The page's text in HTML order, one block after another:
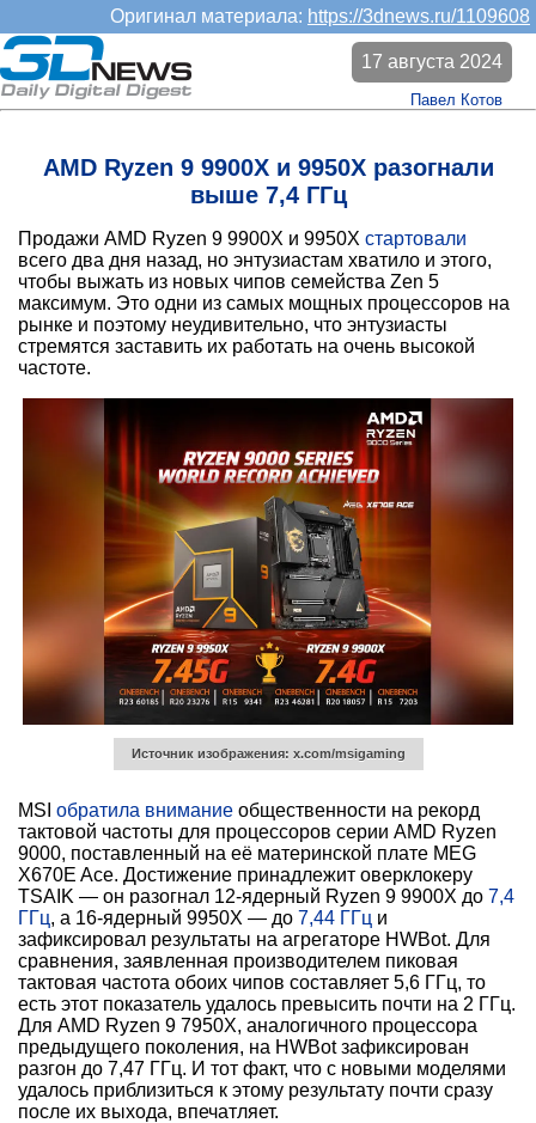
Оригинал материала: https://3dnews.ru/1109608
AMD Ryzen 9 9900X и 9950X разогнали
выше 7,4 ГГц
17 августа 2024
Павел Котов
Продажи AMD Ryzen 9 9900X и 9950X стартовали
всего два дня назад, но энтузиастам хватило и этого,
чтобы выжать из новых чипов семейства Zen 5
максимум. Это одни из самых мощных процессоров на
рынке и поэтому неудивительно, что энтузиасты
стремятся заставить их работать на очень высокой
частоте.
Источник изображения: x.com/msigaming
MSI обратила внимание общественности на рекорд
тактовой частоты для процессоров серии AMD Ryzen
9000, поставленный на её материнской плате MEG
X670E Ace. Достижение принадлежит оверклокеру
TSAIK — он разогнал 12-ядерный Ryzen 9 9900X до 7,4
ГГц, а 16-ядерный 9950X — до 7,44 ГГц и
зафиксировал результаты на агрегаторе HWBot. Для
сравнения, заявленная производителем пиковая
тактовая частота обоих чипов составляет 5,6 ГГц, то
есть этот показатель удалось превысить почти на 2 ГГц.
Для AMD Ryzen 9 7950X, аналогичного процессора
предыдущего поколения, на HWBot зафиксирован
разгон до 7,47 ГГц. И тот факт, что с новыми моделями
удалось приблизиться к этому результату почти сразу
после их выхода, впечатляет.